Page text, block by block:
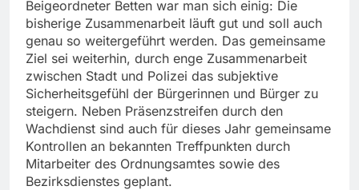
Beigeordneter Betten war man sich einig: Die
bisherige Zusammenarbeit läuft gut und soll auch
genau so weitergeführt werden. Das gemeinsame
Ziel sei weiterhin, durch enge Zusammenarbeit
zwischen Stadt und Polizei das subjektive
Sicherheitsgefühl der Bürgerinnen und Bürger zu
steigern. Neben Präsenzstreifen durch den
Wachdienst sind auch für dieses Jahr gemeinsame
Kontrollen an bekannten Treffpunkten durch
Mitarbeiter des Ordnungsamtes sowie des
Bezirksdienstes geplant.